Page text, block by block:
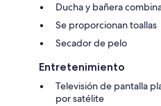
Ducha y bañera
Se proporcionan toallas
Secador de pelo
Entretenimiento
Televisión de pantalla
por satélite